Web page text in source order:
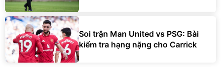
Soi trận Man United vs PSG: Bài
kiểm tra hạng nặng cho Carrick